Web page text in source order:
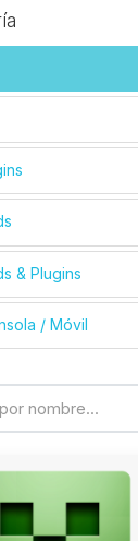
& Plugins
/ Móvil